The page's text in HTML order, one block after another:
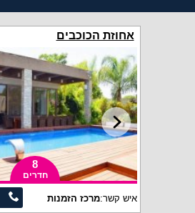
אחוזת הכוכבים
8
חדרים
איש קשר:מרכז הזמנות